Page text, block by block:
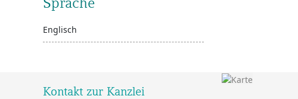
Englisch
Kontakt zur Kanzlei